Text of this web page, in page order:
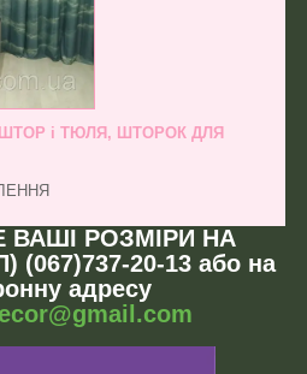
і ТЮЛЯ, ШТОРОК ДЛЯ
ВАШІ РОЗМІРИ НА
20-13 або на
адресу